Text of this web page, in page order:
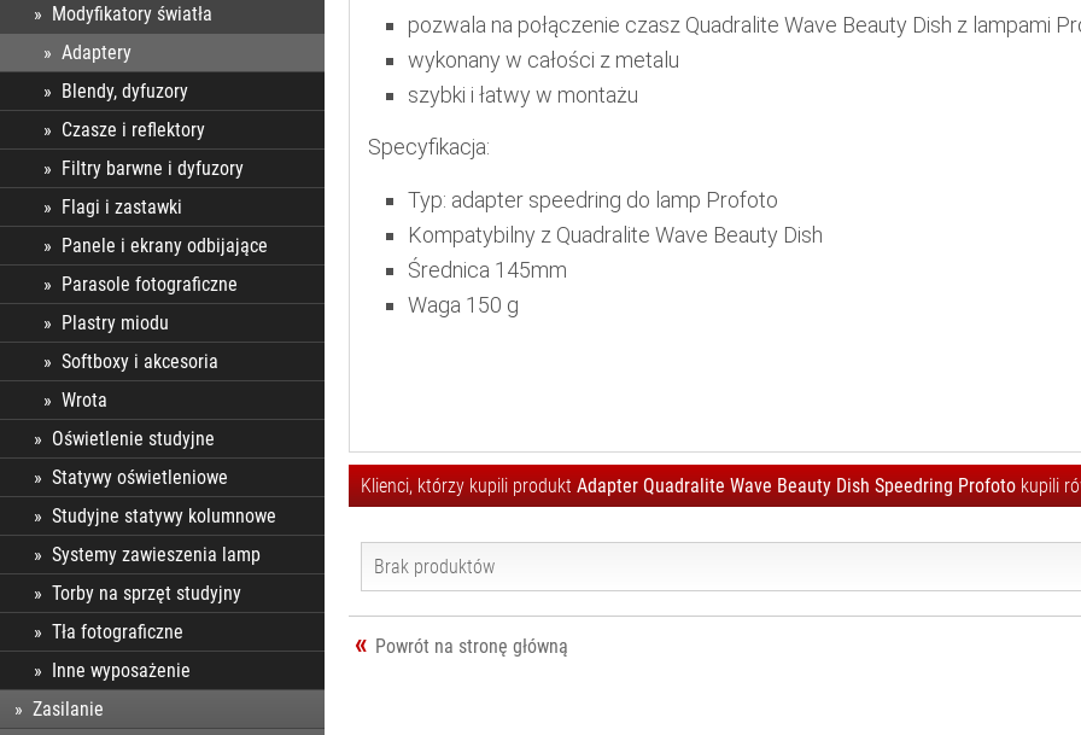
pozwala na połączenie czasz Quadralite Wave Beauty Dish z lampami
wykonany w całości z metalu
szybki i łatwy w montażu
Specyfikacja:
Typ: adapter speedring do lamp Profoto
Kompatybilny z Quadralite Wave Beauty Dish
Średnica 145mm
Waga 150 g
Klienci, którzy kupili produkt Adapter Quadralite Wave Beauty Dish Speedring Profotokupili
Brak produktów
Powrót na stronę główną
Modyfikatory światła
Adaptery
Blendy, dyfuzory
Czasze i reflektory
Filtry barwne i dyfuzory
Flagi i zastawki
Panele i ekrany odbijające
Parasole fotograficzne
Plastry miodu
Softboxy i akcesoria
Wrota
Oświetlenie studyjne
Statywy oświetleniowe
Studyjne statywy kolumnowe
Systemy zawieszenia lamp
Torby na sprzęt studyjny
Tła fotograficzne
Inne wyposażenie
Zasilanie